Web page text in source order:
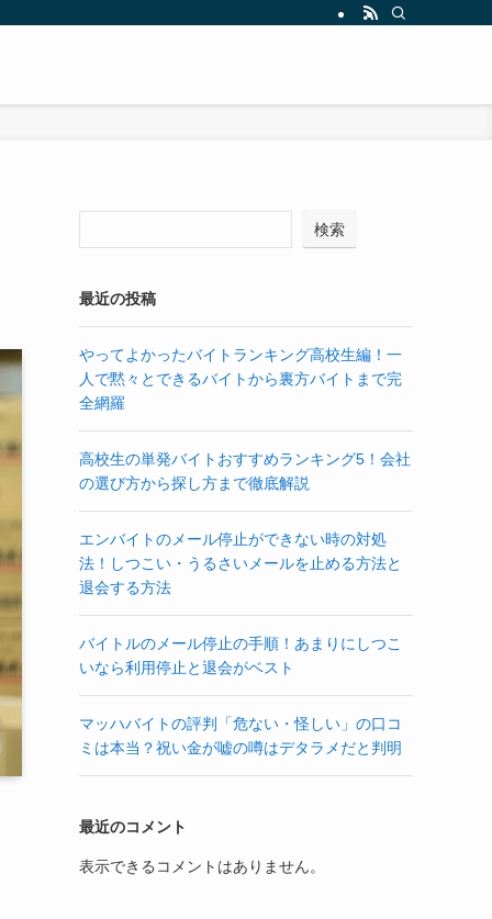
検索
最近の投稿
やってよかったバイトランキング高校生編！一
人で黙々とできるバイトから裏方バイトまで完
全網羅
高校生の単発バイトおすすめランキング5！会社
の選び方から探し方まで徹底解説
エンバイトのメール停止ができない時の対処
法！しつこい・うるさいメールを止める方法と
退会する方法
バイトルのメール停止の手順！あまりにしつこ
いなら利用停止と退会がベスト
マッハバイトの評判「危ない・怪しい」の口コ
ミは本当？祝い金が嘘の噂はデタラメだと判明
最近のコメント
表示できるコメントはありません。